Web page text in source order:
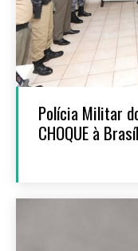
Polícia Militar
CHOQUE à